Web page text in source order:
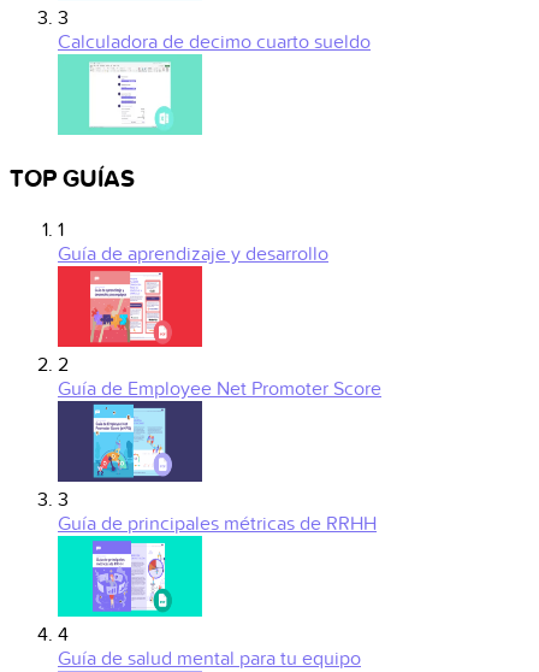
3
Calculadora de decimo cuarto sueldo
TOP GUÍAS
1
Guía de aprendizaje y desarrollo
2
Guía de Employee Net Promoter Score
3
Guía de principales métricas de RRHH
4
Guía de salud mental para tu equipo